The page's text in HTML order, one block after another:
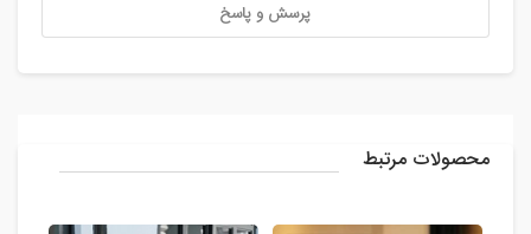
پرسش و پاسخ
محصولات مرتبط